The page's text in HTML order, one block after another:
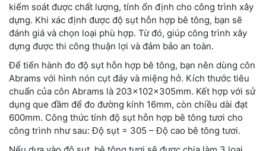
kiểm soát được chất lượng, tính ổn định cho công trình xây
dựng. Khi xác định được độ sụt hỗn hợp bê tông, bạn sẽ
đánh giá và chọn loại phù hợp. Từ đó, giúp công trình xây
dựng được thi công thuận lợi và đảm bảo an toàn.
Để tiến hành đo độ sụt hỗn hợp bê tông, bạn nên dùng côn
Abrams với hình nón cụt đáy và miệng hở. Kích thước tiêu
chuẩn của côn Abrams là 203x102x305mm. Kết hợp với sử
dụng que đầm để đo đường kính 16mm, còn chiều dài đạt
600mm. Công thức tính độ sụt hỗn hợp bê tông tươi cho
công trình như sau: Độ sụt = 305 – Độ cao bê tông tươi.